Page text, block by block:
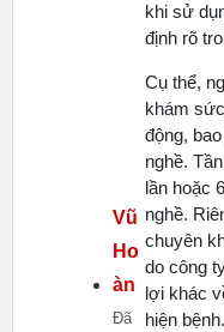
Vũ
Ho
àn
Đã
khi sử
định rõ
Cụ thể,
khám
động,
nghề.
lần hoặc
nghề.
chuyên
do công
lợi khác
hiện bệnh.